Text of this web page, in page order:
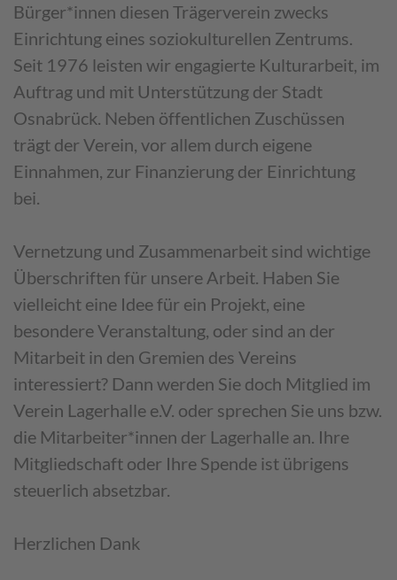
Bürger*innen diesen Trägerverein zwecks
Einrichtung eines soziokulturellen Zentrums.
Seit 1976 leisten wir engagierte Kulturarbeit, im
Auftrag und mit Unterstützung der Stadt
Osnabrück. Neben öffentlichen Zuschüssen
trägt der Verein, vor allem durch eigene
Einnahmen, zur Finanzierung der Einrichtung
bei.
Vernetzung und Zusammenarbeit sind wichtige
Überschriften für unsere Arbeit. Haben Sie
vielleicht eine Idee für ein Projekt, eine
besondere Veranstaltung, oder sind an der
Mitarbeit in den Gremien des Vereins
interessiert? Dann werden Sie doch Mitglied im
Verein Lagerhalle e.V. oder sprechen Sie uns bzw.
die Mitarbeiter*innen der Lagerhalle an. Ihre
Mitgliedschaft oder Ihre Spende ist übrigens
steuerlich absetzbar.
Herzlichen Dank